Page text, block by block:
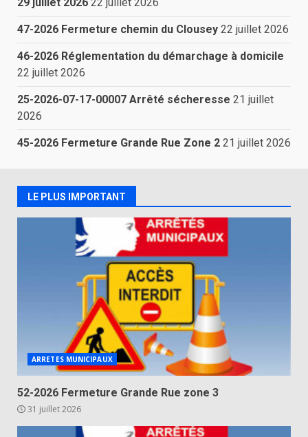
47-2026 Fermeture chemin du Clousey 22 juillet 2026
46-2026 Réglementation du démarchage à domicile
22 juillet 2026
25-2026-07-17-00007 Arrêté sécheresse 21 juillet
2026
45-2026 Fermeture Grande Rue Zone 2 21 juillet 2026
LE PLUS IMPORTANT
ARRETES MUNICIPAUX
52-2026 Fermeture Grande Rue zone 3
31 juillet 2026